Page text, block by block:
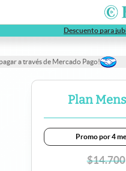
Descuento para
a través de Mercado Pago!
Plan
Promo por 4
$14.700